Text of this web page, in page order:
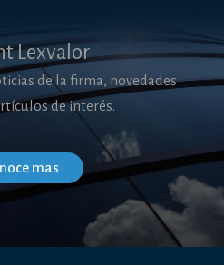
Lexvalor
de la firma, novedades
de interés.